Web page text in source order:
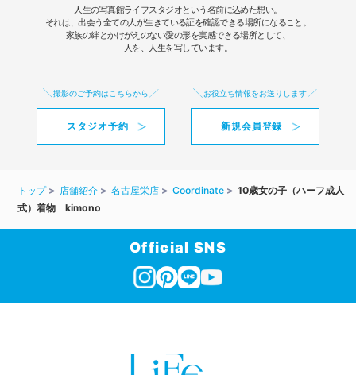
人生の写真館ライフスタジオという名前に込めた想い。
それは、出会う全ての人が生きている証を確認できる場所になること。
家族の絆とかけがえのない愛の形を実感できる場所として、
人を、人生を写しています。
撮影のご予約はこちらから
スタジオ予約
お役立ち情報をお送りします
新規会員登録
トップ 店舗紹介 名古屋栄店 Coordinate
10歳女の子（ハーフ成人
式）着物 kimono
Official SNS